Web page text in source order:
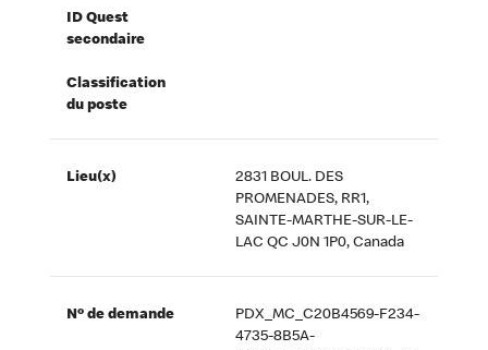
ID Quest
secondaire
Classification
du poste
Lieu(x)
2831 BOUL. DES
PROMENADES, RR1,
SAINTE-MARTHE-SUR-LE-
LAC QC J0N 1P0, Canada
Nº de demande
PDX_MC_C20B4569-F234-
4735-8B5A-